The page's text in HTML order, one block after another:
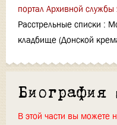
портал Архивной
Расстрельные списки :
кладбище (Донской
Биография [
В этой части вы можете